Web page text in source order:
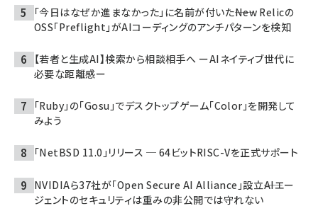
「今日はなぜか進まなかった」に名前が付いた――New Relicの
OSS「Preflight」がAIコーディングのアンチパターンを検知
【若者と生成AI】検索から相談相手へ ーAIネイティブ世代に
必要な距離感ー
「Ruby」の「Gosu」でデスクトップゲーム「Color」を開発して
みよう
「NetBSD 11.0」リリース ─ 64ビットRISC-Vを正式サポート
NVIDIAら37社が「Open Secure AI Alliance」設立――AIエー
ジェントのセキュリティは重みの非公開では守れない